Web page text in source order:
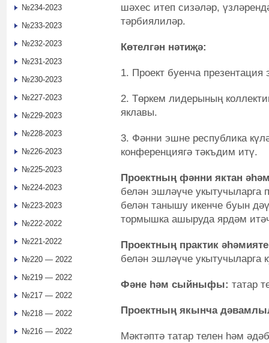
шәхес итеп сизәләр,
тәрбиялиләр.
Көтелгән нәтиҗә:
1. Проект буенча презентация
2. Төркем лидерының
яклавы.
3. Фәнни эшне республика
конференциягә тәкъдим итү.
Проектның фәнни яктан
белән эшләүче укытучыларга
белән танышу икенче буын
тормышка ашыруда ярдәм
Проектның практик
белән эшләүче укытучыларга
Фәне һәм сыйныфы: татар
Проектның якынча
Мәктәптә татар телен һәм
№234-2023
№233-2023
№232-2023
№231-2023
№230-2023
№227-2023
№229-2023
№228-2023
№226-2023
№225-2023
№224-2023
№223-2023
№222-2022
№221-2022
№220 — 2022
№219 — 2022
№217 — 2022
№218 — 2022
№216 — 2022